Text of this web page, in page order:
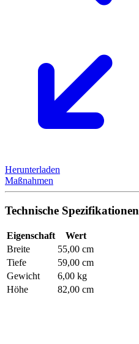
Herunterladen
Maßnahmen
Technische Spezifikationen
Eigenschaft
Wert
Breite
55,00 cm
Tiefe
59,00 cm
Gewicht
6,00 kg
Höhe
82,00 cm